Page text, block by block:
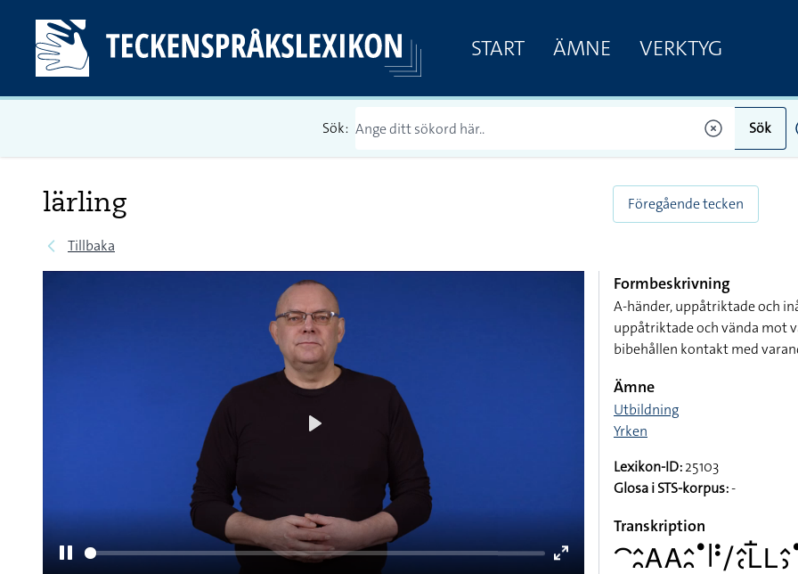
START ÄMNE VERKTYG
Sök: Sök
lärling
Tillbaka
Föregående tecken
Formbeskrivning
A-händer, uppåtriktade och
uppåtriktade och vända mot
bibehållen kontakt med
Ämne
Utbildning
Yrken
Lexikon-ID:25103
Glosa i STS-korpus:-
Transkription